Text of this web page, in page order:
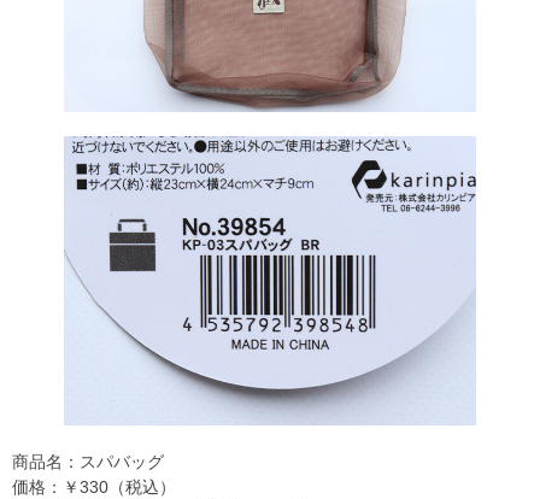
商品名：スパバッグ
価格：￥330（税込）